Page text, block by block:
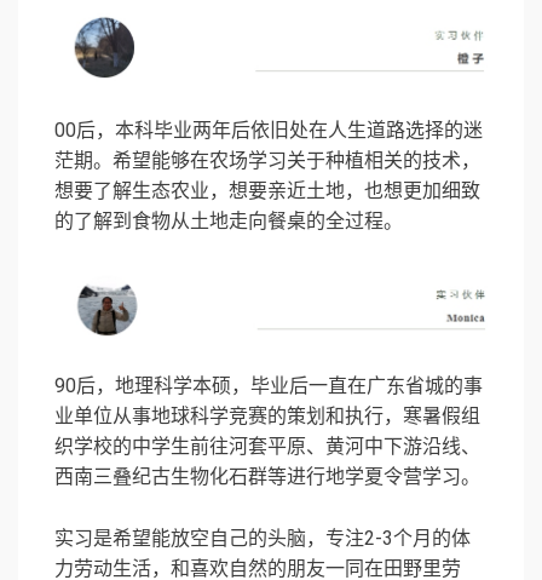
00后，本科毕业两年后依旧处在人生道路选择的迷
茫期。希望能够在农场学习关于种植相关的技术，
想要了解生态农业，想要亲近土地，也想更加细致
的了解到食物从土地走向餐桌的全过程。
90后，地理科学本硕，毕业后一直在广东省城的事
业单位从事地球科学竞赛的策划和执行，寒暑假组
织学校的中学生前往河套平原、黄河中下游沿线、
西南三叠纪古生物化石群等进行地学夏令营学习。
实习是希望能放空自己的头脑，专注2-3个月的体
力劳动生活，和喜欢自然的朋友一同在田野里劳